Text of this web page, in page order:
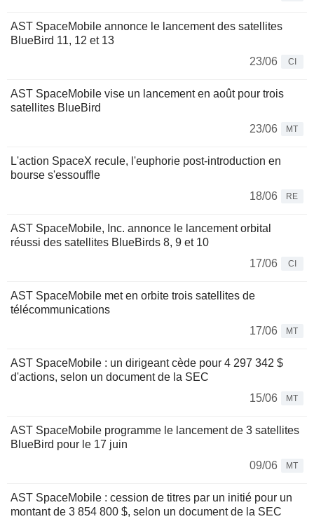
AST SpaceMobile annonce le lancement des satellites
BlueBird 11, 12 et 13
23/06
CI
AST SpaceMobile vise un lancement en août pour trois
satellites BlueBird
23/06
MT
L'action SpaceX recule, l'euphorie post-introduction en
bourse s'essouffle
18/06
RE
AST SpaceMobile, Inc. annonce le lancement orbital
réussi des satellites BlueBirds 8, 9 et 10
17/06
CI
AST SpaceMobile met en orbite trois satellites de
télécommunications
17/06
MT
AST SpaceMobile : un dirigeant cède pour 4 297 342 $
d'actions, selon un document de la SEC
15/06
MT
AST SpaceMobile programme le lancement de 3 satellites
BlueBird pour le 17 juin
09/06
MT
AST SpaceMobile : cession de titres par un initié pour un
montant de 3 854 800 $, selon un document de la SEC